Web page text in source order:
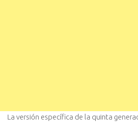
La versión específica de la quinta